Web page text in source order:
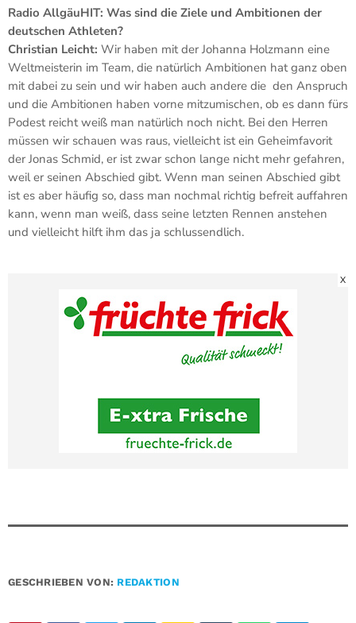
Radio AllgäuHIT: Was sind die Ziele und Ambitionen der
deutschen Athleten?
Christian Leicht: Wir haben mit der Johanna Holzmann eine
Weltmeisterin im Team, die natürlich Ambitionen hat ganz oben
mit dabei zu sein und wir haben auch andere die den Anspruch
und die Ambitionen haben vorne mitzumischen, ob es dann fürs
Podest reicht weiß man natürlich noch nicht. Bei den Herren
müssen wir schauen was raus, vielleicht ist ein Geheimfavorit
der Jonas Schmid, er ist zwar schon lange nicht mehr gefahren,
weil er seinen Abschied gibt. Wenn man seinen Abschied gibt
ist es aber häufig so, dass man nochmal richtig befreit auffahren
kann, wenn man weiß, dass seine letzten Rennen anstehen
und vielleicht hilft ihm das ja schlussendlich.
X
GESCHRIEBEN VON: REDAKTION